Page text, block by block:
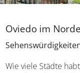
Oviedo im
Wie viele Städte